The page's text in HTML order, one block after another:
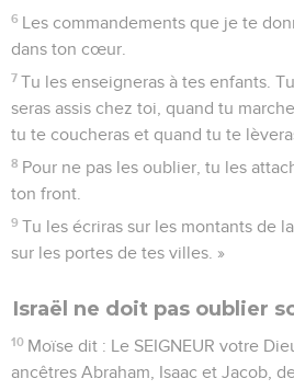
6 Les commandements que je te
dans ton cœur.
7 Tu les enseigneras à tes enfants.
seras assis chez toi, quand tu
tu te coucheras et quand tu te
8 Pour ne pas les oublier, tu les
ton front.
9 Tu les écriras sur les montants de
sur les portes de tes villes. »
Israël ne doit pas oublier
10 Moïse dit : Le SEIGNEUR votre
ancêtres Abraham, Isaac et Jacob,